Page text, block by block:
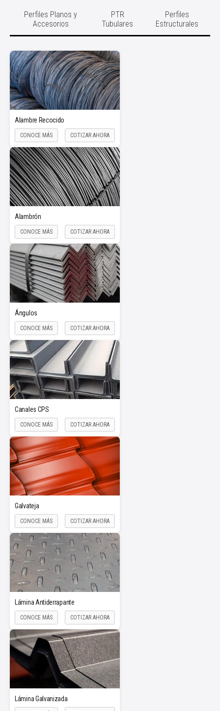
Perfiles Planos y
Accesorios
PTR
Tubulares
Perfiles
Estructurales
Alambre Recocido
CONOCE MÁS COTIZAR AHORA
Alambrón
CONOCE MÁS COTIZAR AHORA
Ángulos
CONOCE MÁS COTIZAR AHORA
Canales CPS
CONOCE MÁS COTIZAR AHORA
Galvateja
CONOCE MÁS COTIZAR AHORA
Lámina Antiderrapante
CONOCE MÁS COTIZAR AHORA
Lámina Galvanizada